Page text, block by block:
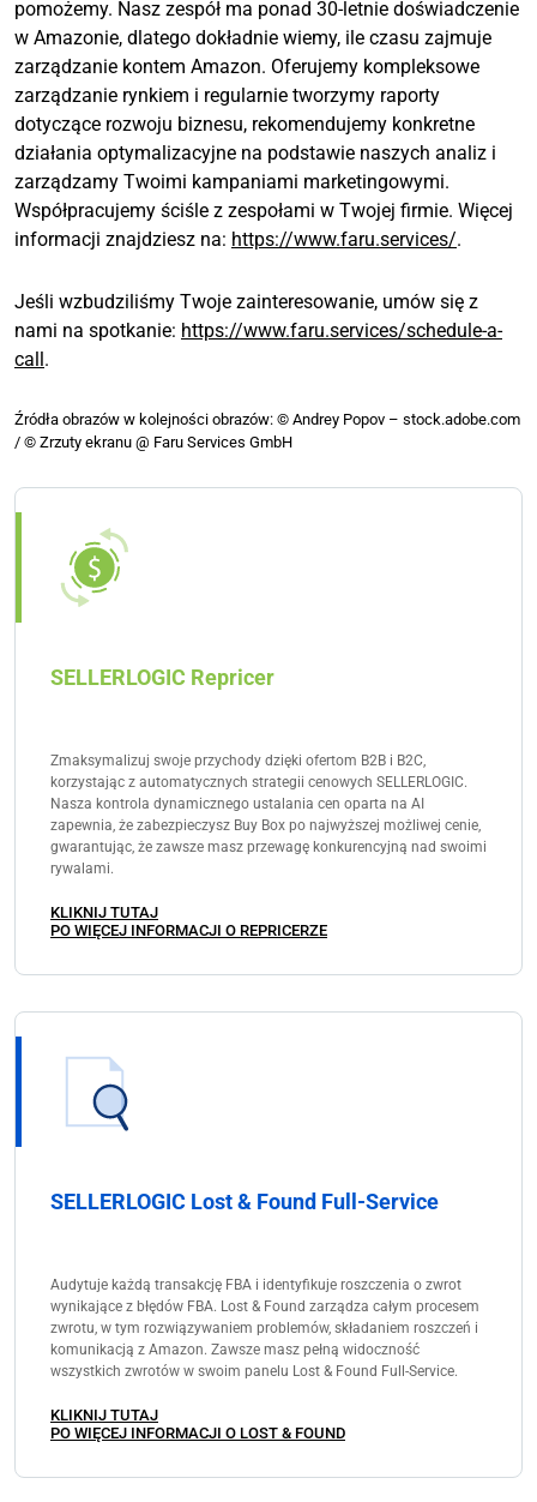
pomożemy. Nasz zespół ma ponad 30-letnie doświadczenie
w Amazonie, dlatego dokładnie wiemy, ile czasu zajmuje
zarządzanie kontem Amazon. Oferujemy kompleksowe
zarządzanie rynkiem i regularnie tworzymy raporty
dotyczące rozwoju biznesu, rekomendujemy konkretne
działania optymalizacyjne na podstawie naszych analiz i
zarządzamy Twoimi kampaniami marketingowymi.
Współpracujemy ściśle z zespołami w Twojej firmie. Więcej
informacji znajdziesz na: https://www.faru.services/.
Jeśli wzbudziliśmy Twoje zainteresowanie, umów się z
nami na spotkanie: https://www.faru.services/schedule-a-
call .
Źródła obrazów w kolejności obrazów: © Andrey Popov – stock.adobe.com
/ © Zrzuty ekranu @ Faru Services GmbH
SELLERLOGIC Repricer
Zmaksymalizuj swoje przychody dzięki ofertom B2B i B2C,
korzystając z automatycznych strategii cenowych SELLERLOGIC.
Nasza kontrola dynamicznego ustalania cen oparta na AI
zapewnia, że zabezpieczysz Buy Box po najwyższej możliwej cenie,
gwarantując, że zawsze masz przewagę konkurencyjną nad swoimi
rywalami.
KLIKNIJ TUTAJ
PO WIĘCEJ INFORMACJI O REPRICERZE
SELLERLOGIC Lost & Found Full-Service
Audytuje każdą transakcję FBA i identyfikuje roszczenia o zwrot
wynikające z błędów FBA. Lost & Found zarządza całym procesem
zwrotu, w tym rozwiązywaniem problemów, składaniem roszczeń i
komunikacją z Amazon. Zawsze masz pełną widoczność
wszystkich zwrotów w swoim panelu Lost & Found Full-Service.
KLIKNIJ TUTAJ
PO WIĘCEJ INFORMACJI O LOST & FOUND